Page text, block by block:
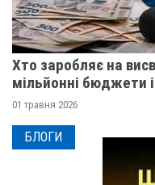
Хто заробляє на
мільйонні бюджети
01 травня 2026
БЛОГИ